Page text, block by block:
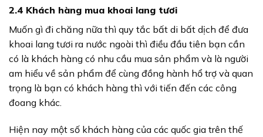
2.4 Khách hàng mua khoai lang tươi
Muốn gì đi chăng nữa thì quy tắc bất di bất dịch để đưa
khoai lang tươi ra nước ngoài thì điều đầu tiên bạn cần
có là khách hàng có nhu cầu mua sản phẩm và là người
am hiểu về sản phẩm để cùng đồng hành hổ trợ và quan
trọng là bạn có khách hàng thì với tiến đến các công
đoang khác.
Hiện nay một số khách hàng của các quốc gia trên thế